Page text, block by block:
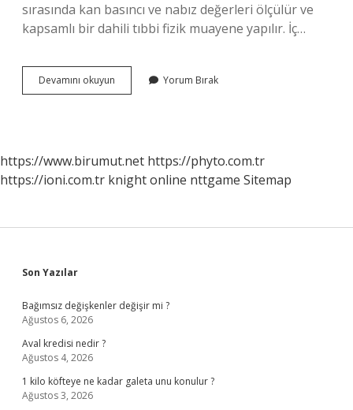
sırasında kan basıncı ve nabız değerleri ölçülür ve
kapsamlı bir dahili tıbbi fizik muayene yapılır. İç…
Devamını okuyun Dahiliye
Doktoru
Yorum Bırak
https://www.birumut.net https://phyto.com.tr
https://ioni.com.tr knight online nttgame Sitemap
Sidebar
Son Yazılar
Bağımsız değişkenler değişir mi ?
Ağustos 6, 2026
Aval kredisi nedir ?
Ağustos 4, 2026
1 kilo köfteye ne kadar galeta unu konulur ?
Ağustos 3, 2026